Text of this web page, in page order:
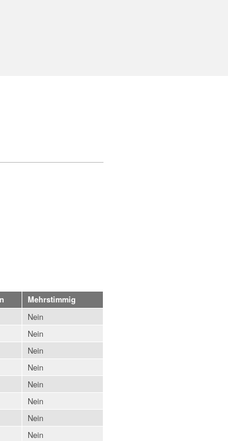
Mehrstimmig
Nein
Nein
Nein
Nein
Nein
Nein
Nein
Nein